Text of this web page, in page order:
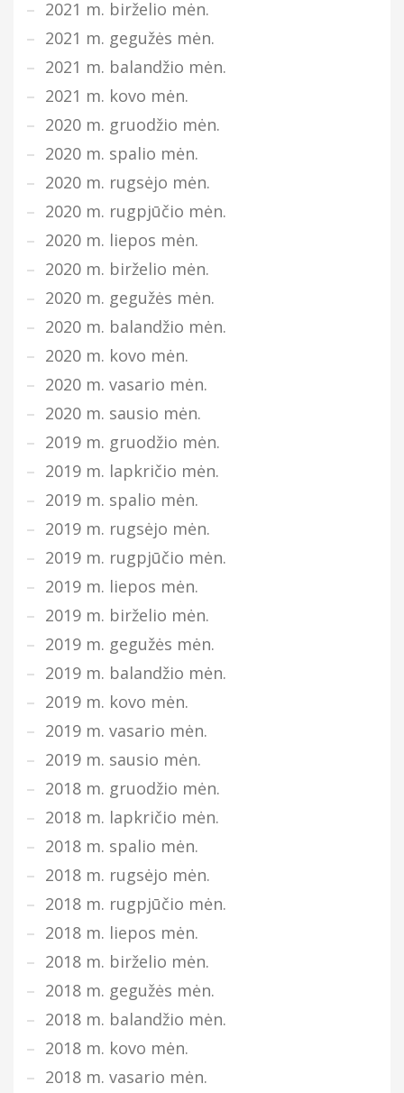
2021 m. birželio mėn.
2021 m. gegužės mėn.
2021 m. balandžio mėn.
2021 m. kovo mėn.
2020 m. gruodžio mėn.
2020 m. spalio mėn.
2020 m. rugsėjo mėn.
2020 m. rugpjūčio mėn.
2020 m. liepos mėn.
2020 m. birželio mėn.
2020 m. gegužės mėn.
2020 m. balandžio mėn.
2020 m. kovo mėn.
2020 m. vasario mėn.
2020 m. sausio mėn.
2019 m. gruodžio mėn.
2019 m. lapkričio mėn.
2019 m. spalio mėn.
2019 m. rugsėjo mėn.
2019 m. rugpjūčio mėn.
2019 m. liepos mėn.
2019 m. birželio mėn.
2019 m. gegužės mėn.
2019 m. balandžio mėn.
2019 m. kovo mėn.
2019 m. vasario mėn.
2019 m. sausio mėn.
2018 m. gruodžio mėn.
2018 m. lapkričio mėn.
2018 m. spalio mėn.
2018 m. rugsėjo mėn.
2018 m. rugpjūčio mėn.
2018 m. liepos mėn.
2018 m. birželio mėn.
2018 m. gegužės mėn.
2018 m. balandžio mėn.
2018 m. kovo mėn.
2018 m. vasario mėn.